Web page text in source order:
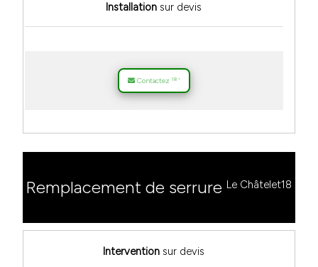
Installation sur devis
Contactez 18 *
Remplacement de serrure Le Châtelet18
Intervention sur devis